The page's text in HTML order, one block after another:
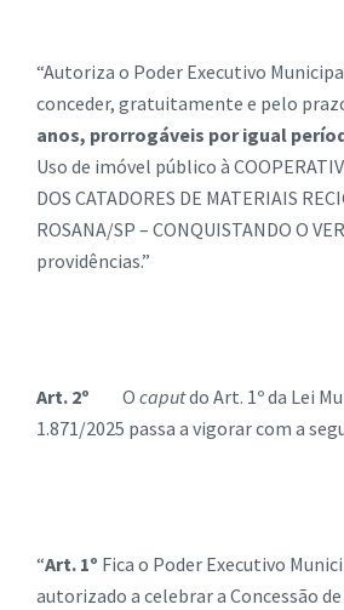
“Autoriza o Poder Executivo
conceder, gratuitamente e pelo
anos, prorrogáveis por igual
Uso de imóvel público à
DOS CATADORES DE MATERIAIS
ROSANA/SP – CONQUISTANDO O
providências.”
Art. 2º O caputdo Art. 1º da Lei
1.871/2025 passa a vigorar com a
“Art. 1º Fica o Poder Executivo
autorizado a celebrar a Concessão